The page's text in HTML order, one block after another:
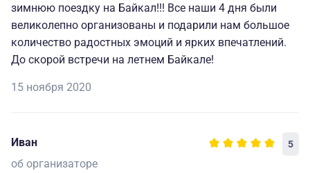
зимнюю поездку на Байкал!!! Все наши 4 дня были
великолепно организованы и подарили нам большое
количество радостных эмоций и ярких впечатлений.
До скорой встречи на летнем Байкале!
15 ноября 2020
Иван 5
об организаторе